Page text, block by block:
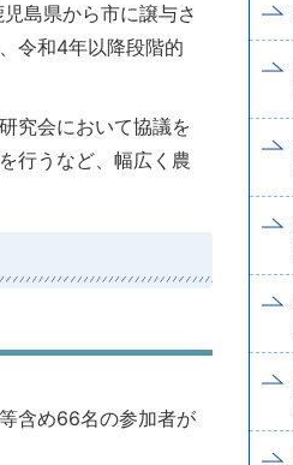
島県から市に譲与さ
令和4年以降段階的
究会において協議を
行うなど、幅広く農
含め66名の参加者が